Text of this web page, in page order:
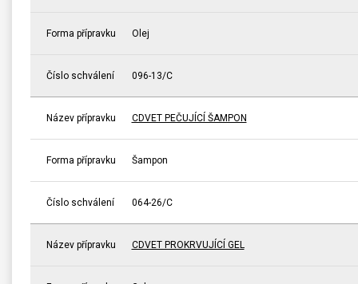
Forma přípravku Olej
Číslo schválení 096-13/C
Název přípravku CDVET PEČUJÍCÍ ŠAMPON
Forma přípravku Šampon
Číslo schválení 064-26/C
Název přípravku CDVET PROKRVUJÍCÍ GEL